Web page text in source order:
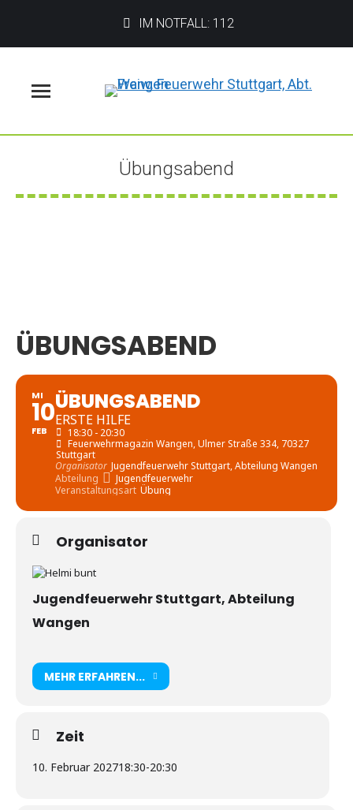
IM NOTFALL: 112
Übungsabend
Sie befinden sich hier:
ÜBUNGSABEND
MI
10
FEB
ÜBUNGSABEND
ERSTE HILFE
18:30 - 20:30
Feuerwehrmagazin Wangen, Ulmer Straße 334, 70327
Stuttgart
Organisator Jugendfeuerwehr Stuttgart, Abteilung Wangen
Abteilung
Jugendfeuerwehr
Veranstaltungsart Übung
Organisator
Jugendfeuerwehr Stuttgart, Abteilung
Wangen
MEHR ERFAHREN...
Zeit
10. Februar 202718:30-20:30